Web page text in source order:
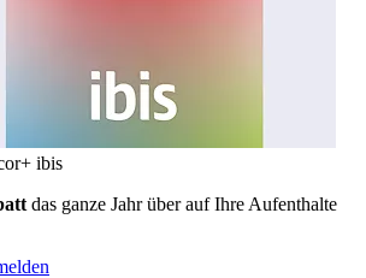
ibis
das ganze Jahr über auf Ihre Aufenthalte